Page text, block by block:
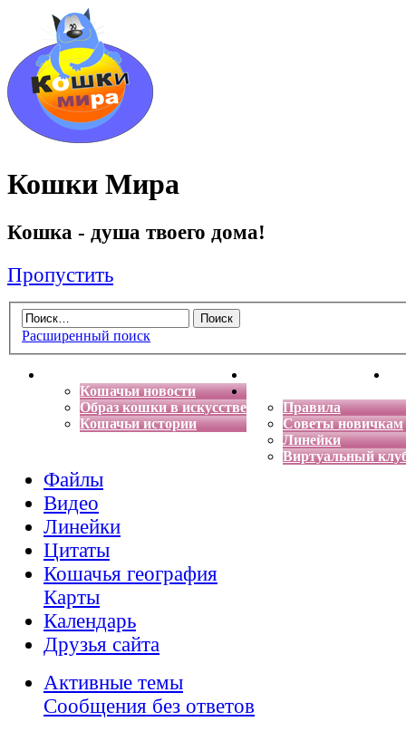
Кошки Мира
Кошка - душа твоего дома!
Пропустить
Расширенный поиск
Кошачьи новости
Образ кошки в искусстве
Кошачьи истории
Энциклопедия кошек
Правила
Советы новичкам
Линейки
Виртуальный
Файлы
Видео
Линейки
Цитаты
Кошачья география
Карты
Календарь
Друзья сайта
Активные темы
Сообщения без ответов